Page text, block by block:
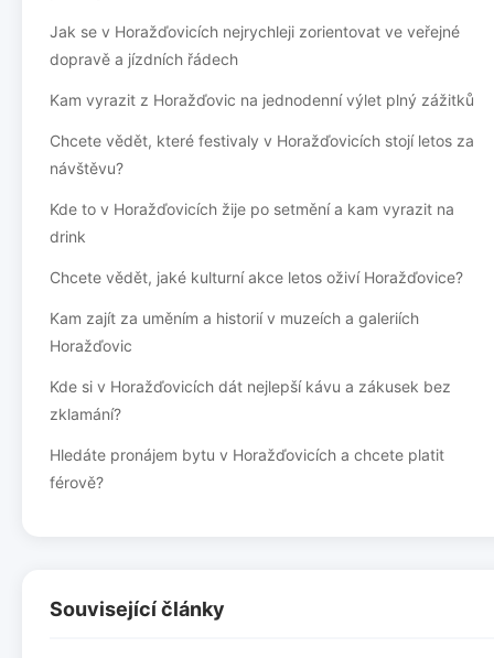
Jak se v Horažďovicích nejrychleji zorientovat ve veřejné
dopravě a jízdních řádech
Kam vyrazit z Horažďovic na jednodenní výlet plný zážitků
Chcete vědět, které festivaly v Horažďovicích stojí letos za
návštěvu?
Kde to v Horažďovicích žije po setmění a kam vyrazit na
drink
Chcete vědět, jaké kulturní akce letos oživí Horažďovice?
Kam zajít za uměním a historií v muzeích a galeriích
Horažďovic
Kde si v Horažďovicích dát nejlepší kávu a zákusek bez
zklamání?
Hledáte pronájem bytu v Horažďovicích a chcete platit
férově?
Související články